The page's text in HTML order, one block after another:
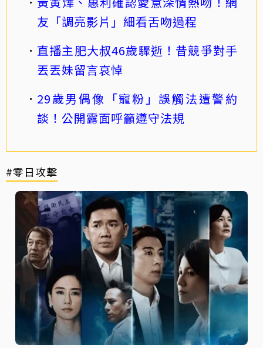
友「調亮影片」細看舌吻過程
直播主肥大叔46歲驟逝！昔競爭對手
丟丟妹留言哀悼
29歲男偶像「寵粉」誤觸法遭警約
談！公開露面呼籲遵守法規
#零日攻擊